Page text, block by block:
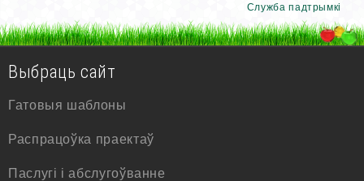
Служба падтрымкі
Выбраць сайт
Гатовыя шаблоны
Распрацоўка праектаў
Паслугі і абслугоўванне